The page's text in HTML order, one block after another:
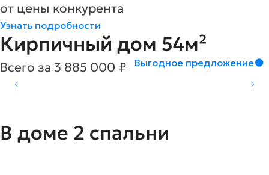
от цены конкурента
Узнать подробности
Кирпичный дом 54м²
Всего за 3 885 000 ₽ Выгодное предложение
В доме 2 cпальни